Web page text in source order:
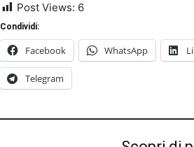
Post Views: 6
Condividi:
Facebook WhatsApp
Telegram